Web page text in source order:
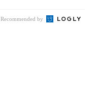
Recommended by